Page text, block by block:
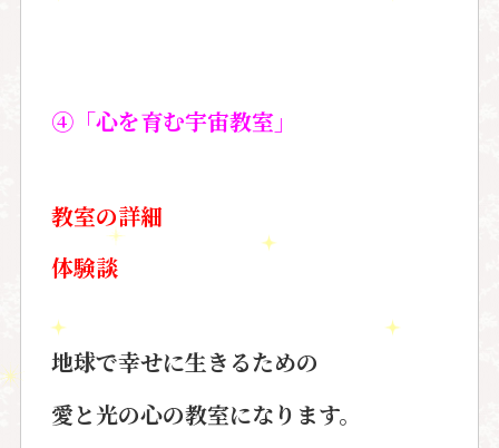
④「心を育む宇宙教室」
教室の詳細
体験談
地球で幸せに生きるための
愛と光の心の教室になります。